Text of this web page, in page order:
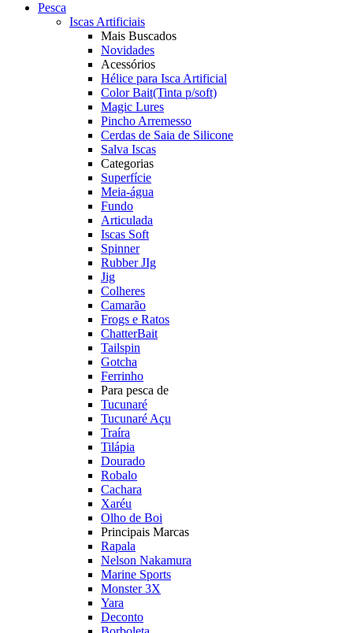
Pesca
Iscas Artificiais
Mais Buscados
Novidades
Acessórios
Hélice para Isca Artificial
Color Bait(Tinta p/soft)
Magic Lures
Pincho Arremesso
Cerdas de Saia de Silicone
Salva Iscas
Categorias
Superfície
Meia-água
Fundo
Articulada
Iscas Soft
Spinner
Rubber JIg
Jig
Colheres
Camarão
Frogs e Ratos
ChatterBait
Tailspin
Gotcha
Ferrinho
Para pesca de
Tucunaré
Tucunaré Açu
Traíra
Tilápia
Dourado
Robalo
Cachara
Xaréu
Olho de Boi
Principais Marcas
Rapala
Nelson Nakamura
Marine Sports
Monster 3X
Yara
Deconto